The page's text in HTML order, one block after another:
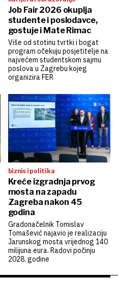
Job Fair 2026 okuplja
studente i poslodavce,
gostuje i Mate Rimac
Više od stotinu tvrtki i bogat
program očekuju posjetitelje na
najvećem studentskom sajmu
poslova u Zagrebu kojeg
organizira FER
biznis i politika
Kreće izgradnja prvog
mosta na zapadu
Zagreba nakon 45
godina
Gradonačelnik Tomislav
Tomašević najavio je realizaciju
Jarunskog mosta vrijednog 140
milijuna eura. Radovi počinju
2028. godine